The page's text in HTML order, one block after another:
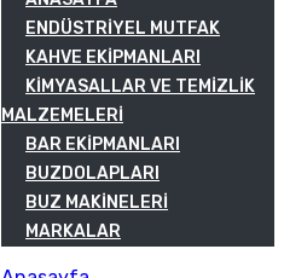
ENDÜSTRIYEL MUTFAK
KAHVE EKIPMANLARI
KIMYASALLAR VE TEMIZLIK
MALZEMELERI
BAR EKIPMANLARI
BUZDOLAPLARI
BUZ MAKINELERI
MARKALAR